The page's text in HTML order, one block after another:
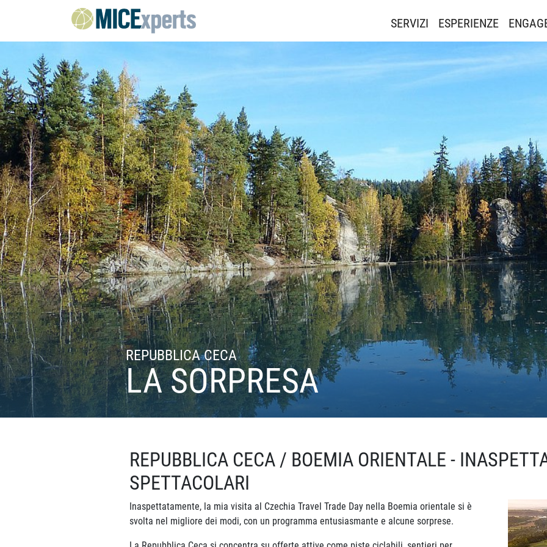
SERVIZI ESPERIENZE
REPUBBLICA CECA
LA SORPRESA
REPUBBLICA CECA / BOEMIA ORIENTALE -
SPETTACOLARI
Inaspettatamente, la mia visita al Czechia Travel Trade Day nella Boemia orientale si è
svolta nel migliore dei modi, con un programma entusiasmante e alcune sorprese.